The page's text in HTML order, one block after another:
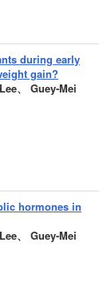
during early
gain?
、 Guey-Mei
hormones in
、 Guey-Mei